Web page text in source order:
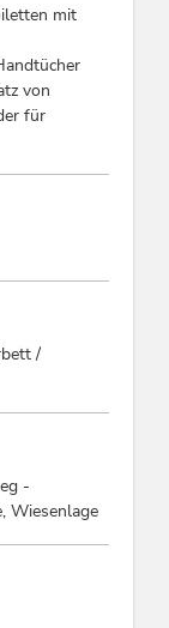
mit
von
für
/
-
Wiesenlage